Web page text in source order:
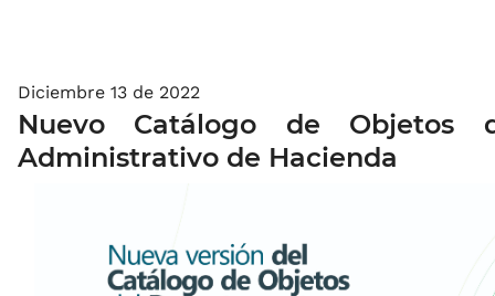
Diciembre 13 de 2022
Nuevo Catálogo de Objetos
Administrativo de Hacienda